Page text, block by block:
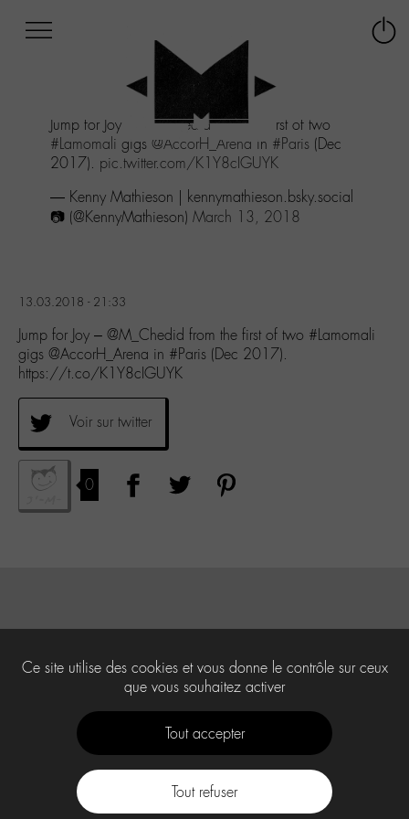
au
menu
Aller
contenu
Aller
Jump for Joy - @M_Chedidfrom the first of two
#Lamomali gigs @AccorH_Arena in #Paris (Dec
2017). pic.twitter.com/K1Y8cIGUYK
— Kenny Mathieson | kennymathieson.bsky.social
📷 (@KennyMathieson) March 13, 2018
13.03.2018 - 21:33
Jump for Joy – @M_Chedid from the first of two #Lamomali
gigs @AccorH_Arena in #Paris (Dec 2017).
https://t.co/K1Y8cIGUYK
Voir sur twitter
0
Ce site utilise des cookies et vous donne le contrôle sur ceux
que vous souhaitez activer
Tout accepter
Tout refuser